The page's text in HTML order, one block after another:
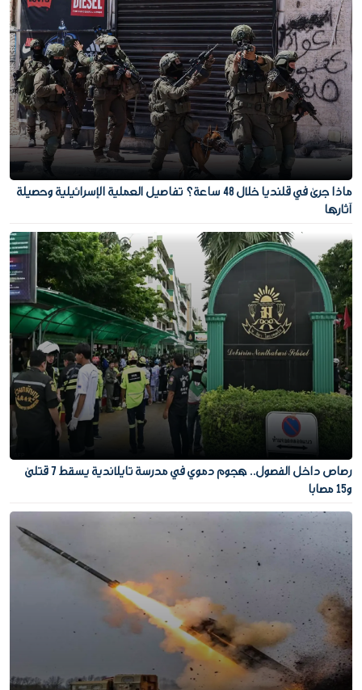
ماذا جرى في قلنديا خلال 48 ساعة؟ تفاصيل العملية الإسرائيلية وحصيلة
آثارها
رصاص داخل الفصول.. هجوم دموي في مدرسة تايلاندية يسقط 7 قتلى
و15 مصابا